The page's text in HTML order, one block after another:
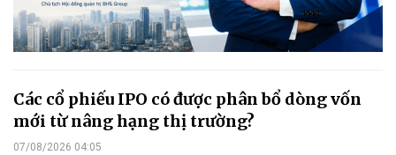
Các cổ phiếu IPO có được phân bổ dòng vốn
mới từ nâng hạng thị trường?
07/08/2026 04:05